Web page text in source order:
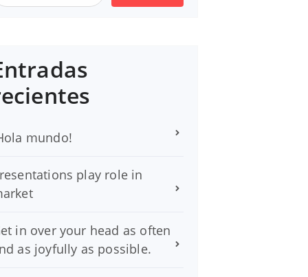
mundo!
play role in
in over your head as often
as joyfully as possible.